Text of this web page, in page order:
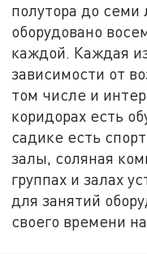
полутора до
оборудовано
каждой. Каждая
зависимости от
том числе и
коридорах есть
садике есть
залы, соляная
группах и залах
для занятий
своего времени